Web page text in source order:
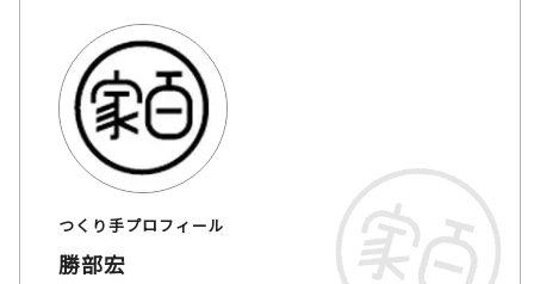
つくり手プロフィール
勝部宏